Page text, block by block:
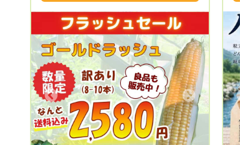
同で、現状を打破しようと結成したのが春
野耕作隊です。 耕作放棄地となった田畑
を借り受け、園地を整備し、農産物の栽培
をしています。 農業から春野町に再び活
気を！景観の良い田舎町を！雇用、移住促
進を！ 様々なテーマを軸に活動していま
す。 山間地は、昼夜の温度差が大きく、
植物に適度なストレスを与えてくれるた
め、とても美味しい農産物が収穫できま
す！ 季節にあった農産物を多品目で栽培
Next Previous